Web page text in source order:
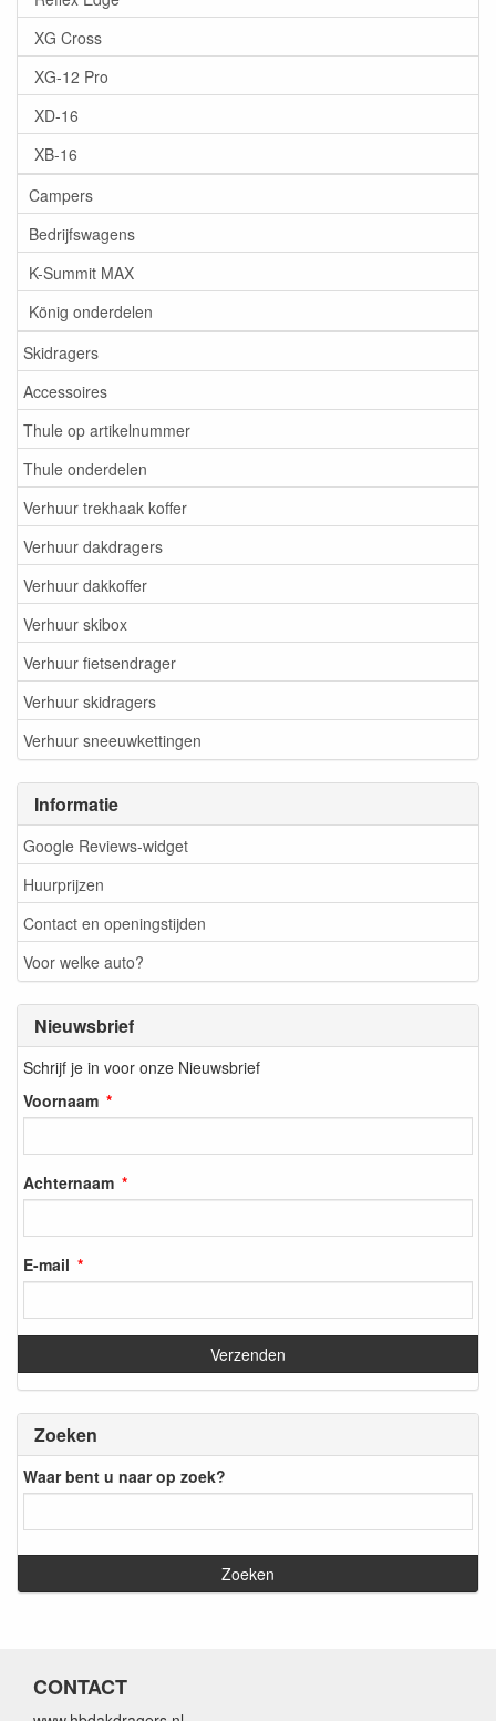
XG Cross
XG-12 Pro
XD-16
XB-16
Campers
Bedrijfswagens
K-Summit MAX
König onderdelen
Skidragers
Accessoires
Thule op artikelnummer
Thule onderdelen
Verhuur trekhaak koffer
Verhuur dakdragers
Verhuur dakkoffer
Verhuur skibox
Verhuur fietsendrager
Verhuur skidragers
Verhuur sneeuwkettingen
Informatie
Google Reviews-widget
Huurprijzen
Contact en openingstijden
Voor welke auto?
Nieuwsbrief
Schrijf je in voor onze Nieuwsbrief
Voornaam
Achternaam
E-mail
Zoeken
Waar bent u naar op zoek?
CONTACT